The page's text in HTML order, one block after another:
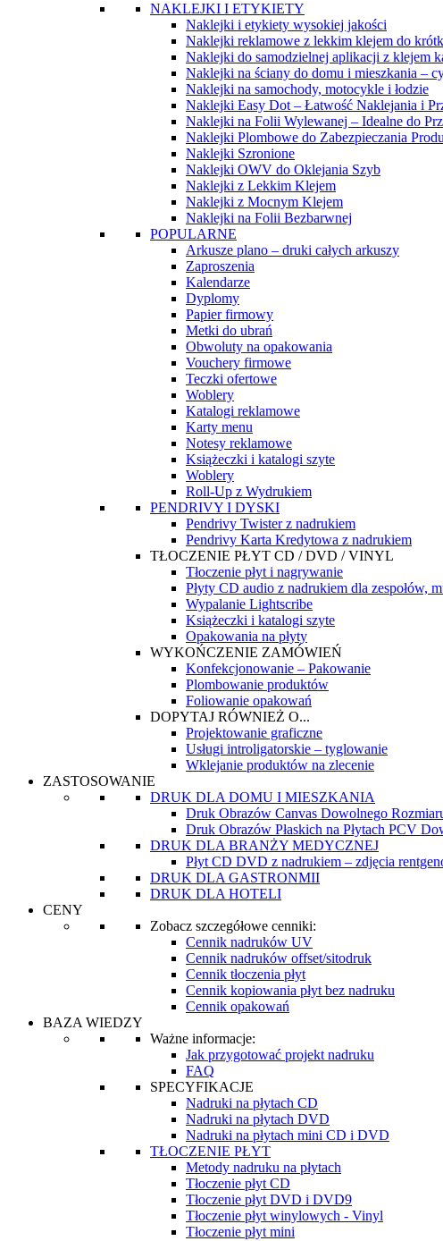
NAKLEJKI I ETYKIETY
Naklejki i etykiety wysokiej jakości
Naklejki reklamowe z lekkim klejem do
Naklejki do samodzielnej aplikacji z klejem
Naklejki na ściany do domu i mieszkania –
Naklejki na samochody, motocykle i łodzie
Naklejki Easy Dot – Łatwość Naklejania i
Naklejki na Folii Wylewanej – Idealne do
Naklejki Plombowe do Zabezpieczania
Naklejki Szronione
Naklejki OWV do Oklejania Szyb
Naklejki z Lekkim Klejem
Naklejki z Mocnym Klejem
Naklejki na Folii Bezbarwnej
POPULARNE
Arkusze plano – druki całych arkuszy
Zaproszenia
Kalendarze
Dyplomy
Papier firmowy
Metki do ubrań
Obwoluty na opakowania
Vouchery firmowe
Teczki ofertowe
Woblery
Katalogi reklamowe
Karty menu
Notesy reklamowe
Książeczki i katalogi szyte
Woblery
Roll-Up z Wydrukiem
PENDRIVY I DYSKI
Pendrivy Twister z nadrukiem
Pendrivy Karta Kredytowa z nadrukiem
TŁOCZENIE PŁYT CD / DVD / VINYL
Tłoczenie płyt i nagrywanie
Płyty CD audio z nadrukiem dla zespołów,
Wypalanie Lightscribe
Książeczki i katalogi szyte
Opakowania na płyty
WYKOŃCZENIE ZAMÓWIEŃ
Konfekcjonowanie – Pakowanie
Plombowanie produktów
Foliowanie opakowań
DOPYTAJ RÓWNIEŻ O...
Projektowanie graficzne
Usługi introligatorskie – tyglowanie
Wklejanie produktów na zlecenie
ZASTOSOWANIE
DRUK DLA DOMU I MIESZKANIA
Druk Obrazów Canvas Dowolnego
Druk Obrazów Płaskich na Płytach PCV
DRUK DLA BRANŻY MEDYCZNEJ
Płyt CD DVD z nadrukiem – zdjęcia
DRUK DLA GASTRONMII
DRUK DLA HOTELI
CENY
Zobacz szczegółowe cenniki:
Cennik nadruków UV
Cennik nadruków offset/sitodruk
Cennik tłoczenia płyt
Cennik kopiowania płyt bez nadruku
Cennik opakowań
BAZA WIEDZY
Ważne informacje:
Jak przygotować projekt nadruku
FAQ
SPECYFIKACJE
Nadruki na płytach CD
Nadruki na płytach DVD
Nadruki na płytach mini CD i DVD
TŁOCZENIE PŁYT
Metody nadruku na płytach
Tłoczenie płyt CD
Tłoczenie płyt DVD i DVD9
Tłoczenie płyt winylowych - Vinyl
Tłoczenie płyt mini